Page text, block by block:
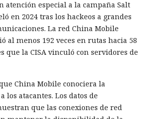
atención especial a la campaña Salt
en 2024 tras los hackeos a grandes
La red China Mobile
al menos 192 veces en rutas hacia 58
que la CISA vinculó con servidores de
China Mobile conociera la
los atacantes. Los datos de
que las conexiones de red
millones o miles de millones de
cálculos convertiría un asteroide
destructivo, por eso el autor
opción más gradual. Se podría
pequeñas junto a la Tierra
cambie paulatinamente su órbita sin
con cuerpos enormes.
en cambio, habrá muy poca luz.